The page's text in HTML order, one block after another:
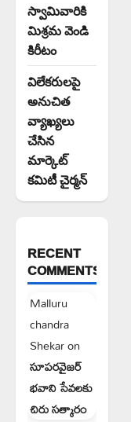
స్వామివారికి
మిశ్రమ వెండి
కిరీటం
విలేకరులపై
అనుచిత
వ్యాఖ్యలు
చేసిన
మార్కెట్
కమిటీ చైర్మన్‌
RECENT
COMMENTS
Malluru
chandra
Shekaron
సూపరవైజర్
భవాని సేవలకు
చిరు సత్కారం